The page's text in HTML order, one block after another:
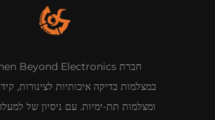
במצלמות בדיקה איכותיות לצינורות,